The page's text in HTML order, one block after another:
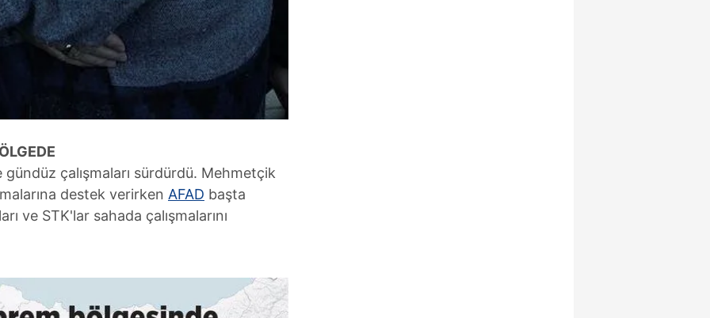
Kanunu uyarınca hazırlanmış Aydınlatma Metnimizi okumak ve sitemizde ilgili
çerezlerle ilgili bilgi almak için lütfen tıklayınız
çalışmaları sürdürdü. Mehmetçik
destek verirken AFAD başta
ve STK'lar sahada çalışmalarını